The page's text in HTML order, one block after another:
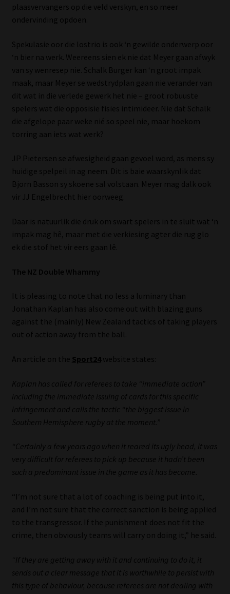
Event Refund / Cancellation Policy
Contact | Thank You
Subscribe | Thank You
Sitemap
Library
Regulatory Examination Library
Moonstone Library
Workforce Solutions | Book a Consultation
plaasvervangers op die veld verskyn, en so meer
ondervinding opdoen.
Spekulasie oor die lostrio is ook ‘n gewilde onderwerp oor
‘n bier na werk. Weereens sien ek nie dat Meyer gaan afwyk
van sy wenresep nie. Schalk Burger kan ‘n groot impak
maak, maar Meyer se wedstrydplan gaan nie verander van
dit wat in die verlede gewerk het nie – groot robuuste
spelers wat die opposisie fisies intimideer. Nie dat Schalk
die afgelope paar weke nié so speel nie, maar hoekom
torring aan iets wat werk?
JP Pietersen se afwesigheid gaan gevoel word, as mens sy
huidige spelpeil in ag neem. Dit is baie waarskynlik dat
Bjorn Basson sy skoene sal volstaan. Meyer mag dalk ook
vir JJ Engelbrecht hier oorweeg.
Daar is natuurlik die druk om swart spelers in te sluit wat ‘n
impak mag hê, maar met die verkiesing agter die rug glo
ek die stof het vir eers gaan lê.
The NZ Double Whammy
It is pleasing to note that no less a luminary than
Jonathan Kaplan has also come out with blazing guns
against the (mainly) New Zealand tactics of taking players
out of action away from the ball.
An article on the Sport24website states:
Kaplan has called for referees to take “immediate action”
including the immediate issuing of cards for this specific
infringement and calls the tactic “the biggest issue in
Southern Hemisphere rugby at the moment.”
“Certainly a few years ago when it reared its ugly head, it was
very difficult for referees to pick up because it hadn’t been
such a predominant issue in the game as it has become.
“I’m not sure that a lot of coaching is being put into it,
and I’m not sure that the correct sanction is being applied
to the transgressor. If the punishment does not fit the
crime, then obviously teams will carry on doing it,” he said.
“If they are getting away with it and continuing to do it, it
sends out a clear message that it is worthwhile to persist with
this type of behaviour, because referees are not dealing with